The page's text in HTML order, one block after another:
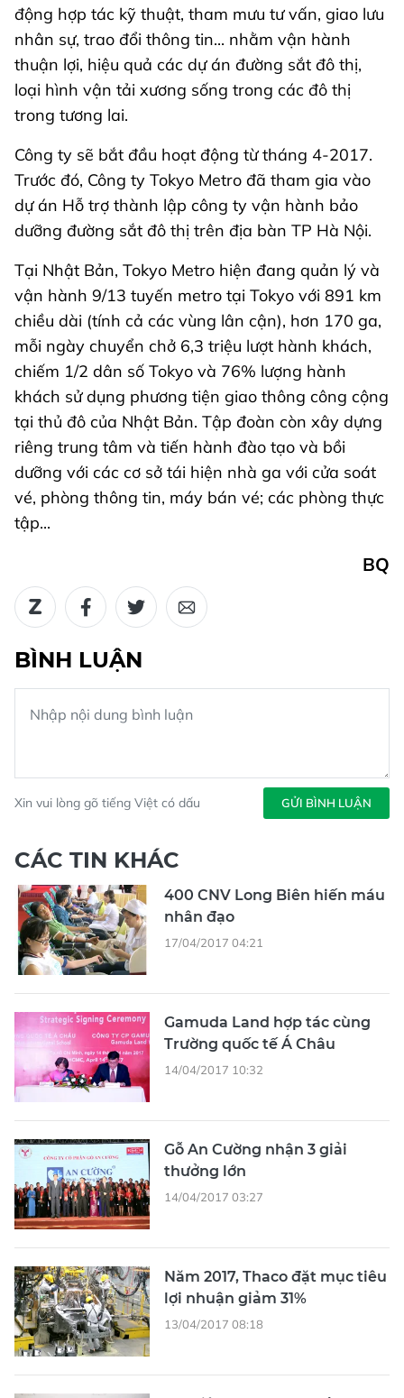
động hợp tác kỹ thuật, tham mưu tư vấn, giao lưu
nhân sự, trao đổi thông tin... nhằm vận hành
thuận lợi, hiệu quả các dự án đường sắt đô thị,
loại hình vận tải xương sống trong các đô thị
trong tương lai.
Công ty sẽ bắt đầu hoạt động từ tháng 4-2017.
Trước đó, Công ty Tokyo Metro đã tham gia vào
dự án Hỗ trợ thành lập công ty vận hành bảo
dưỡng đường sắt đô thị trên địa bàn TP Hà Nội.
Tại Nhật Bản, Tokyo Metro hiện đang quản lý và
vận hành 9/13 tuyến metro tại Tokyo với 891 km
chiều dài (tính cả các vùng lân cận), hơn 170 ga,
mỗi ngày chuyển chở 6,3 triệu lượt hành khách,
chiếm 1/2 dân số Tokyo và 76% lượng hành
khách sử dụng phương tiện giao thông công cộng
tại thủ đô của Nhật Bản. Tập đoàn còn xây dựng
riêng trung tâm và tiến hành đào tạo và bồi
dưỡng với các cơ sở tái hiện nhà ga với cửa soát
vé, phòng thông tin, máy bán vé; các phòng thực
tập...
BQ
BÌNH LUẬN
Xin vui lòng gõ tiếng Việt có dấu GỬI BÌNH LUẬN
CÁC TIN KHÁC
400 CNV Long Biên hiến máu
nhân đạo
17/04/2017 04:21
Gamuda Land hợp tác cùng
Trường quốc tế Á Châu
14/04/2017 10:32
Gỗ An Cường nhận 3 giải
thưởng lớn
14/04/2017 03:27
Năm 2017, Thaco đặt mục tiêu
lợi nhuận giảm 31%
13/04/2017 08:18